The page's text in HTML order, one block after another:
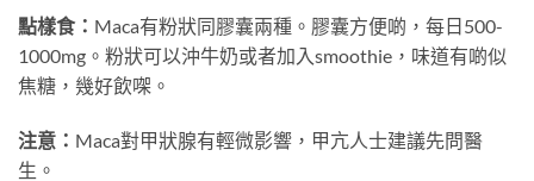
點樣食： Maca有粉狀同膠囊兩種。膠囊方便啲，每日500-
1000mg。粉狀可以沖牛奶或者加入smoothie，味道有啲似
焦糖，幾好飲㗎。
注意： Maca對甲狀腺有輕微影響，甲亢人士建議先問醫
生。